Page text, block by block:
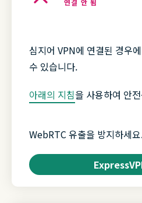
연결 안 됨
심지어 VPN에 연결된 경우
수 있습니다.
아래의 지침을 사용하여 안
WebRTC 유출을 방지하세